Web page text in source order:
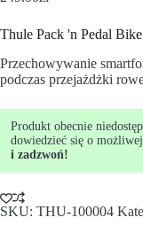
Thule Pack 'n Pedal
Przechowywanie
podczas przejażdżki
Produkt obecnie
dowiedzieć się o
i zadzwoń!
SKU: THU-100004